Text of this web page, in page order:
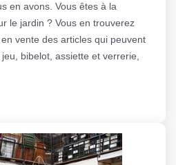
en avons. Vous êtes à la
le jardin ? Vous en trouverez
vente des articles qui peuvent
bibelot, assiette et verrerie,